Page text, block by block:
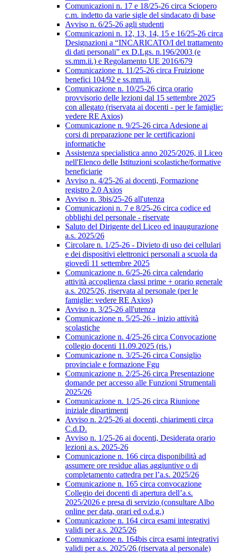
Comunicazioni n. 17 e 18/25-26 circa Sciopero
c.m. indetto da varie sigle del sindacato di base
Avviso n. 6/25-26 agli studenti
Comunicazioni n. 12, 13, 14, 15 e 16/25-26 circa
Designazioni a “INCARICATO/I del trattamento
di dati personali” ex D.Lgs. n.196/2003 (e
ss.mm.ii.) e Regolamento UE 2016/679
Comunicazione n. 11/25-26 circa Fruizione
benefici 104/92 e ss.mm.ii.
Comunicazione n. 10/25-26 circa orario
provvisorio delle lezioni dal 15 settembre 2025
con allegato (riservata ai docenti - per le famiglie:
vedere RE Axios)
Comunicazione n. 9/25-26 circa Adesione ai
corsi di preparazione per le certificazioni
informatiche
Assistenza specialistica anno 2025/2026, il Liceo
nell'Elenco delle Istituzioni scolastiche/formative
beneficiarie
Avviso n. 4/25-26 ai docenti, Formazione
registro 2.0 Axios
Avviso n. 3bis/25-26 all'utenza
Comunicazioni n. 7 e 8/25-26 circa codice ed
obblighi del personale - riservate
Saluto del Dirigente del Liceo ed inaugurazione
a.s. 2025/26
Circolare n. 1/25-26 - Divieto di uso dei cellulari
e dei dispositivi elettronici personali a scuola da
giovedì 11 settembre 2025
Comunicazione n. 6/25-26 circa calendario
attività accoglienza classi prime + orario generale
a.s. 2025/26, riservata al personale (per le
famiglie: vedere RE Axios)
Avviso n. 3/25-26 all'utenza
Comunicazione n. 5/25-26 - inizio attività
scolastiche
Comunicazione n. 4/25-26 circa Convocazione
collegio docenti 11.09.2025 (ris.)
Comunicazione n. 3/25-26 circa Consiglio
provinciale e formazione Fgu
Comunicazione n. 2/25-26 circa Presentazione
domande per accesso alle Funzioni Strumentali
2025/26
Comunicazione n. 1/25-26 circa Riunione
iniziale dipartimenti
Avviso n. 2/25-26 ai docenti, chiarimenti circa
C.d.D.
Avviso n. 1/25-26 ai docenti, Desiderata orario
lezioni a.s. 2025-26
Comunicazione n. 166 circa disponibilità ad
assumere ore residue alias aggiuntive o di
completamento cattedra per l’a.s. 2025/26
Comunicazione n. 165 circa convocazione
Collegio dei docenti di apertura dell’a.s.
2025/2026 e presa di servizio (consultare Albo
online per data, orari ed o.d.g.)
Comunicazione n. 164 circa esami integrativi
validi per a.s. 2025/26
Comunicazione n. 164bis circa esami integrativi
validi per a.s. 2025/26 (riservata al personale)